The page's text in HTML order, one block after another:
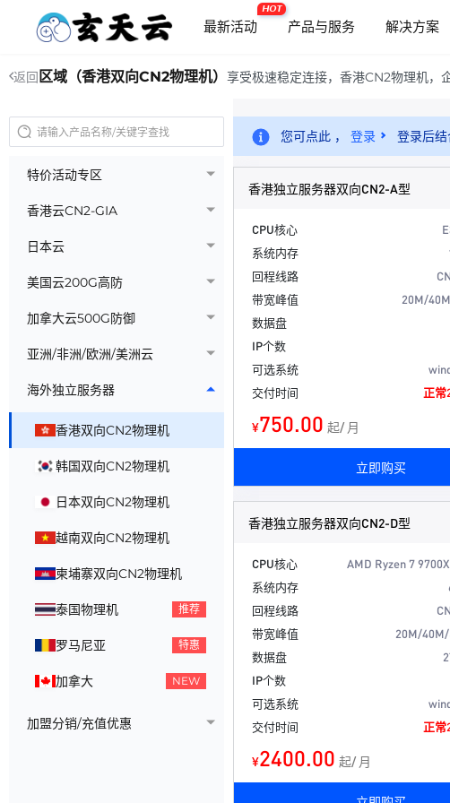
最新活动
HOT
产品与服务 解决方案
返回 区域（香港双向CN2物理机） 享受极速稳定连接，香港CN2物理机，
特价活动专区
香港云CN2-GIA
日本云
美国云200G高防
加拿大云500G防御
亚洲/非洲/欧洲/美洲云
海外独立服务器
香港双向CN2物理机
韩国双向CN2物理机
日本双向CN2物理机
越南双向CN2物理机
柬埔寨双向CN2物理机
泰国物理机 推荐
罗马尼亚 特惠
加拿大 NEW
加盟分销/充值优惠
您可点此 ， 登录 登录后
香港独立服务器双向CN2-A型
CPU核心
系统内存
回程线路
带宽峰值
20M/
数据盘
IP个数
可选系统
交付时间
正常
¥750.00 起/ 月
立即购买
香港独立服务器双向CN2-D型
CPU核心
AMD Ryzen 7
系统内存
回程线路
带宽峰值
20M/
数据盘
IP个数
可选系统
交付时间
正常
¥2400.00 起/ 月